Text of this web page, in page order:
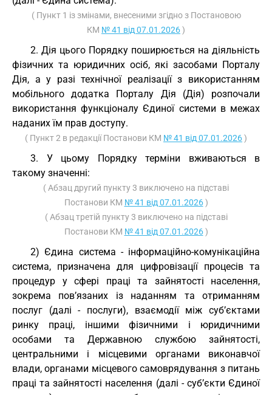
( Пункт 1 із змінами, внесеними згідно з Постановою
КМ № 41 від 07.01.2026)
2. Дія цього Порядку поширюється на діяльність
фізичних та юридичних осіб, які засобами Порталу
Дія, а у разі технічної реалізації з використанням
мобільного додатка Порталу Дія (Дія) розпочали
використання функціоналу Єдиної системи в межах
наданих їм прав доступу.
( Пункт 2 в редакції Постанови КМ № 41 від 07.01.2026)
3. У цьому Порядку терміни вживаються в
такому значенні:
( Абзац другий пункту 3 виключено на підставі
Постанови КМ № 41 від 07.01.2026)
( Абзац третій пункту 3 виключено на підставі
Постанови КМ № 41 від 07.01.2026)
2) Єдина система - інформаційно-комунікаційна
система, призначена для цифровізації процесів та
процедур у сфері праці та зайнятості населення,
зокрема пов’язаних із наданням та отриманням
послуг (далі - послуги), взаємодії між суб’єктами
ринку праці, іншими фізичними і юридичними
особами та Державною службою зайнятості,
центральними і місцевими органами виконавчої
влади, органами місцевого самоврядування з питань
праці та зайнятості населення (далі - суб’єкти Єдиної